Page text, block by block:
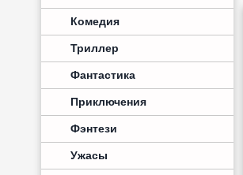
Комедия
Триллер
Фантастика
Приключения
Фэнтези
Ужасы